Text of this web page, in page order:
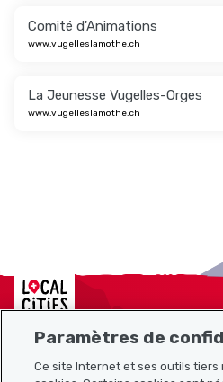
Comité d'Animations
www.vugelleslamothe.ch
La Jeunesse Vugelles-Orges
www.vugelleslamothe.ch
Localcities
Paramètres de
Ce site Internet et ses outils tiers